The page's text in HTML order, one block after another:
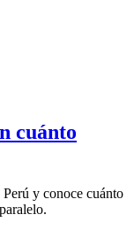
cuánto
y conoce cuánto